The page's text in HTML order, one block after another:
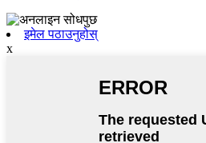
इमेल पठाउनुहोस्
x